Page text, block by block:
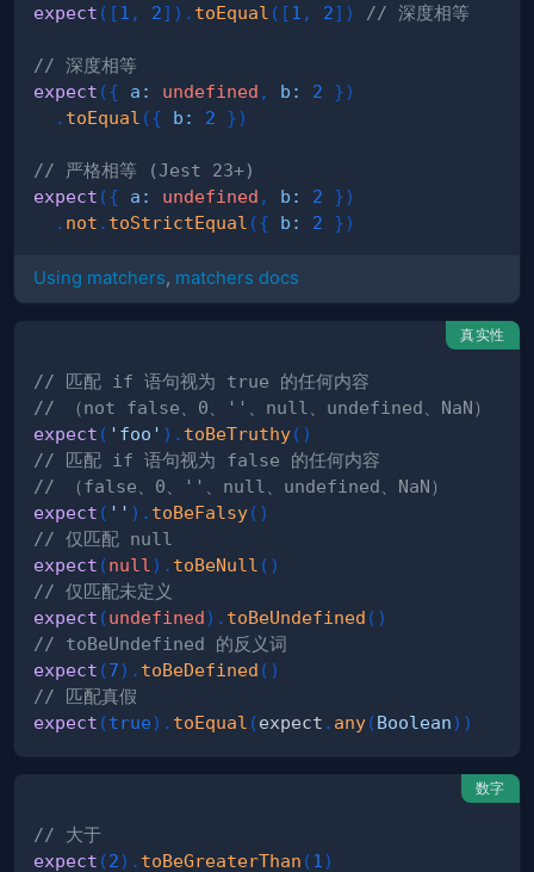
expect ( [1 , 2] ) . toEqual ( [1 , 2] ) // 深度相等
// 深度相等
expect ({ a : undefined , b : 2 })
. toEqual ({ b : 2 })
// 严格相等 (Jest 23+)
expect ({ a : undefined , b : 2 })
. not . toStrictEqual ({ b : 2 })
Using matchers, matchers docs
真实性
// 匹配 if 语句视为 true 的任何内容
// （not false、0、''、null、undefined、NaN）
expect ( 'foo' ) . toBeTruthy( )
// 匹配 if 语句视为 false 的任何内容
// （false、0、''、null、undefined、NaN）
expect ( '' ) . toBeFalsy( )
// 仅匹配 null
expect (null ) . toBeNull ( )
// 仅匹配未定义
expect (undefined) . toBeUndefined ( )
// toBeUndefined 的反义词
expect (7) . toBeDefined ( )
// 匹配真假
expect (true) . toEqual (expect . any(Boolean) )
数字
// 大于
expect (2) . toBeGreaterThan (1 )